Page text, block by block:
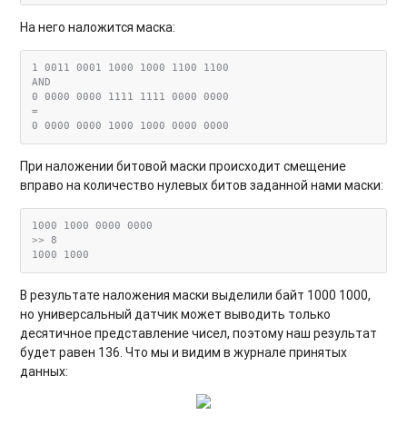
На него наложится маска:
1 0011 0001 1000 1000 1100 1100
AND
0 0000 0000 1111 1111 0000 0000
=
При наложении битовой маски происходит смещение
вправо на количество нулевых битов заданной нами маски:
1000 1000 0000 0000
>> 8
В результате наложения маски выделили байт 1000 1000,
но универсальный датчик может выводить только
десятичное представление чисел, поэтому наш результат
будет равен 136. Что мы и видим в журнале принятых
данных: